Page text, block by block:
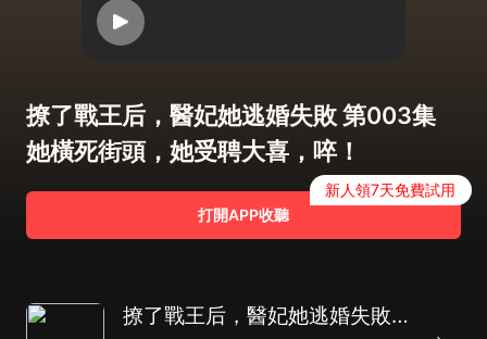
撩了戰王后，醫妃她逃婚失敗 第003集
她橫死街頭，她受聘大喜，啐！
打開APP收聽
新人領7天免費試用
撩了戰王后，醫妃她逃婚失敗|毒妃空間|雙潔雙強甜寵